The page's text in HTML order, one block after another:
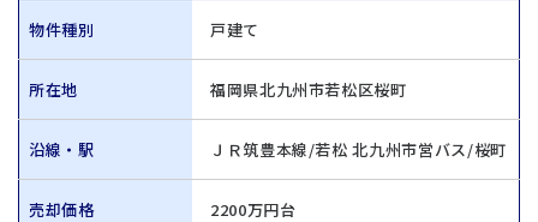
物件種別 戸建て
所在地 福岡県北九州市若松区桜町
沿線・駅 ＪＲ筑豊本線/若松 北九州市営バス/桜町
売却価格 2200万円台